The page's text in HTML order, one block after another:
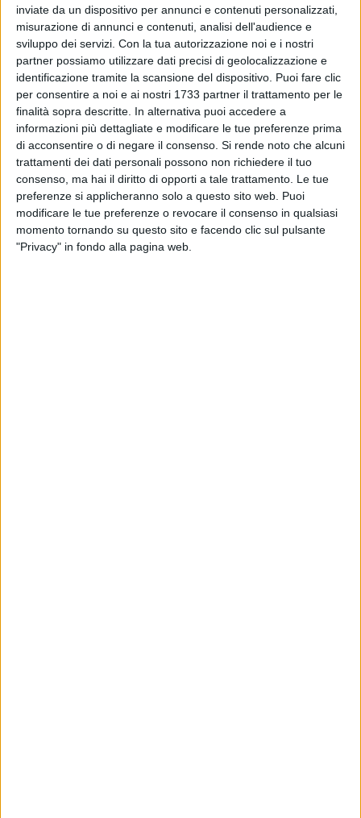
inviate da un dispositivo per annunci e contenuti personalizzati,
misurazione di annunci e contenuti, analisi dell'audience e
sviluppo dei servizi. Con la tua autorizzazione noi e i nostri
partner possiamo utilizzare dati precisi di geolocalizzazione e
identificazione tramite la scansione del dispositivo. Puoi fare clic
per consentire a noi e ai nostri 1733 partner il trattamento per le
finalità sopra descritte. In alternativa puoi accedere a
informazioni più dettagliate e modificare le tue preferenze prima
di acconsentire o di negare il consenso. Si rende noto che alcuni
trattamenti dei dati personali possono non richiedere il tuo
consenso, ma hai il diritto di opporti a tale trattamento. Le tue
preferenze si applicheranno solo a questo sito web. Puoi
modificare le tue preferenze o revocare il consenso in qualsiasi
momento tornando su questo sito e facendo clic sul pulsante
"Privacy" in fondo alla pagina web.
Concorso agente polizia di stato
PUGLIA - 5 GIUGNO 2017
Sicurezza alimentare, Ruscitti: «Allo stato
attuale non c'è nessuna emergenza SEU»
CORATO - 5 GIUGNO 2017
Rocambolesco inseguimento sulla Corato -
Castel del Monte
CORATO - 5 GIUGNO 2017
Anniversario della Fondazione dell'Arma dei
Carabinieri, encomio per un militare coratino